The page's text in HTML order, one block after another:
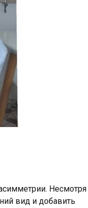
Несмотря
вид и добавить